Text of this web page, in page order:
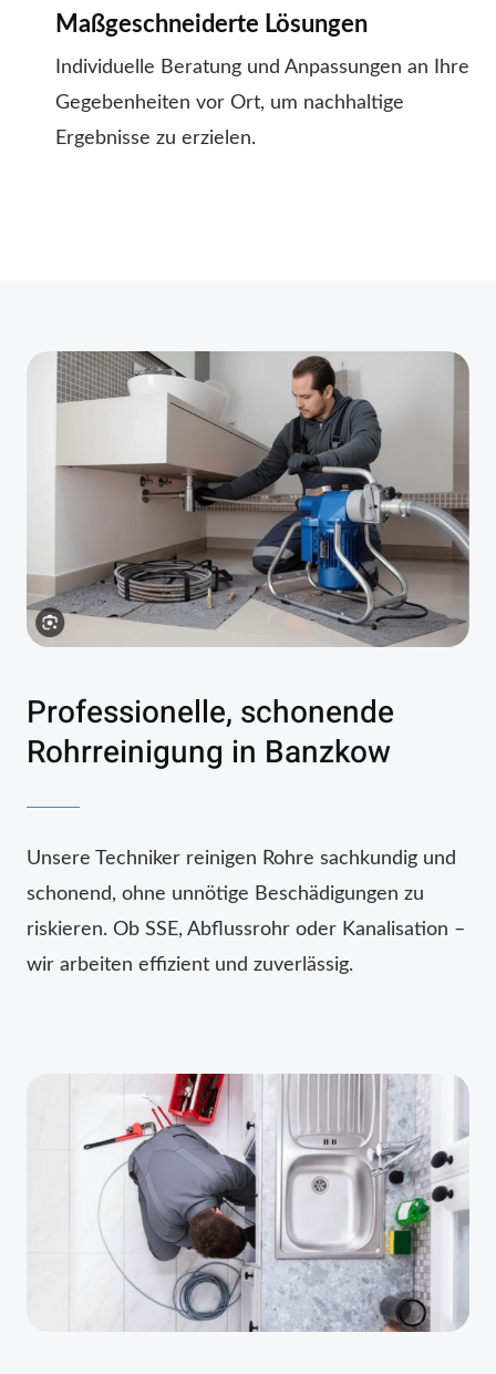
Maßgeschneiderte Lösungen
Individuelle Beratung und Anpassungen an Ihre
Gegebenheiten vor Ort, um nachhaltige
Ergebnisse zu erzielen.
Professionelle, schonende
Rohrreinigung in Banzkow
Unsere Techniker reinigen Rohre sachkundig und
schonend, ohne unnötige Beschädigungen zu
riskieren. Ob SSE, Abflussrohr oder Kanalisation –
wir arbeiten effizient und zuverlässig.